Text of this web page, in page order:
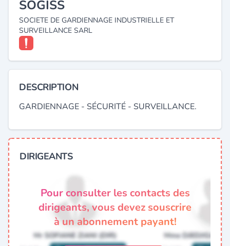
SOGISS
SOCIETE DE GARDIENNAGE INDUSTRIELLE ET
SURVEILLANCE SARL
DESCRIPTION
GARDIENNAGE - SÉCURITÉ - SURVEILLANCE.
DIRIGEANTS
Pour consulter les contacts des
dirigeants, vous devez souscrire
à un abonnement payant!